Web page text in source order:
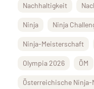
Nachhaltigkeit
Ninja Ninja
Ninja-Meisterschaft
Olympia 2026 ÖM
Österreichische Ninja-